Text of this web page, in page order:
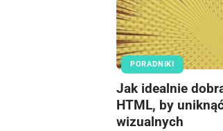
PORADNIKI
Jak idealnie
HTML, by
wizualnych